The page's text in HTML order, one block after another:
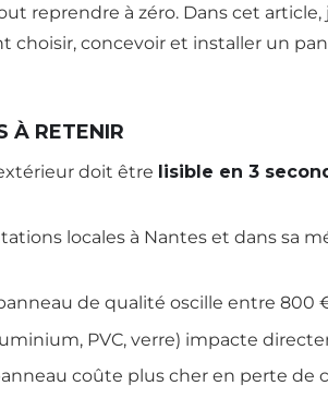
reprendre à zéro. Dans cet
choisir, concevoir et installer un
À RETENIR
doit être lisible en 3
locales à Nantes et dans sa
de qualité oscille entre 800
PVC, verre) impacte
coûte plus cher en perte de